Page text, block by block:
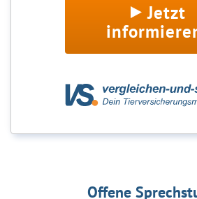
Jetzt
Offene